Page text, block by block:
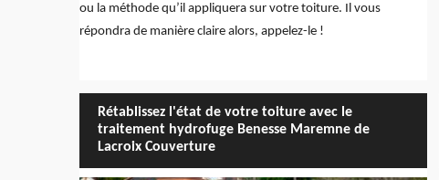
ou la méthode qu’il appliquera sur votre toiture. Il vous
répondra de manière claire alors, appelez-le !
Rétablissez l'état de votre toiture avec le
traitement hydrofuge Benesse Maremne de
Lacroix Couverture